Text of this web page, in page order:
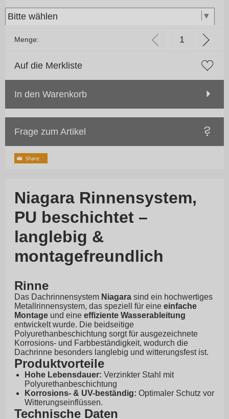
Menge:
Auf die Merkliste
In den Warenkorb
Frage zum Artikel
Niagara Rinnensystem,
PU beschichtet –
langlebig &
montagefreundlich
Rinne
Das Dachrinnensystem Niagara sind ein hochwertiges
Metallrinnensystem, das speziell für eine einfache
Montage und eine effiziente Wasserableitung
entwickelt wurde. Die beidseitige
Polyurethanbeschichtung sorgt für ausgezeichnete
Korrosions- und Farbbeständigkeit, wodurch die
Dachrinne besonders langlebig und witterungsfest ist.
Produktvorteile
Hohe Lebensdauer: Verzinkter Stahl mit
Polyurethanbeschichtung
Korrosions- & UV-beständig: Optimaler Schutz vor
Witterungseinflüssen.
Technische Daten